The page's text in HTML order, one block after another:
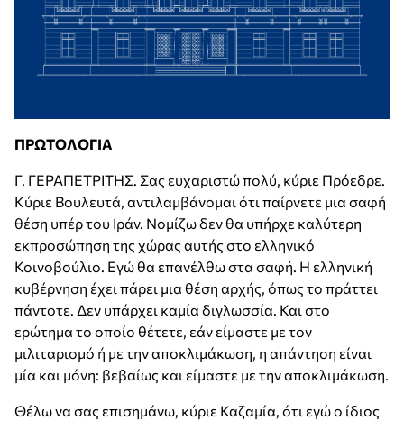
ΠΡΩΤΟΛΟΓΙΑ
Γ. ΓΕΡΑΠΕΤΡΙΤΗΣ. Σας ευχαριστώ πολύ, κύριε Πρόεδρε.
Κύριε Βουλευτά, αντιλαμβάνομαι ότι παίρνετε μια σαφή
θέση υπέρ του Ιράν. Νομίζω δεν θα υπήρχε καλύτερη
εκπροσώπηση της χώρας αυτής στο ελληνικό
Κοινοβούλιο. Εγώ θα επανέλθω στα σαφή. Η ελληνική
κυβέρνηση έχει πάρει μια θέση αρχής, όπως το πράττει
πάντοτε. Δεν υπάρχει καμία διγλωσσία. Και στο
ερώτημα το οποίο θέτετε, εάν είμαστε με τον
μιλιταρισμό ή με την αποκλιμάκωση, η απάντηση είναι
μία και μόνη: βεβαίως και είμαστε με την αποκλιμάκωση.
Θέλω να σας επισημάνω, κύριε Καζαμία, ότι εγώ ο ίδιος